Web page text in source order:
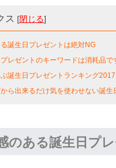
ス [閉じる]
る誕生日プレゼントは絶対NG
レゼントのキーワードは消耗品で
ぶ誕生日プレゼントランキング2017
から出来るだけ気を使わせない誕生
のある誕生日プ